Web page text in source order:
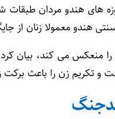
های هندو مردان
هندو معمولا زنان از
منعکس می کند، بیان
و تکریم زن را باعث